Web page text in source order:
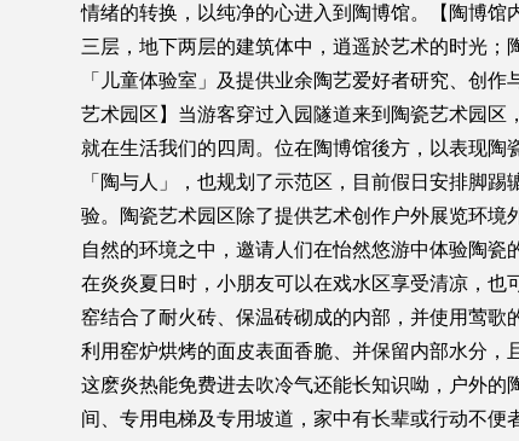
情绪的转换，以纯净的心进入到陶博馆。【陶博
三层，地下两层的建筑体中，逍遥於艺术的时光
「儿童体验室」及提供业余陶艺爱好者研究、创
艺术园区】当游客穿过入园隧道来到陶瓷艺术园
就在生活我们的四周。位在陶博馆後方，以表现陶
「陶与人」，也规划了示范区，目前假日安排脚
验。陶瓷艺术园区除了提供艺术创作户外展览环
自然的环境之中，邀请人们在怡然悠游中体验陶
在炎炎夏日时，小朋友可以在戏水区享受清凉，
窑结合了耐火砖、保温砖砌成的内部，并使用莺歌
利用窑炉烘烤的面皮表面香脆、并保留内部水分
这麽炎热能免费进去吹冷气还能长知识呦，户外
间、专用电梯及专用坡道，家中有长辈或行动不便